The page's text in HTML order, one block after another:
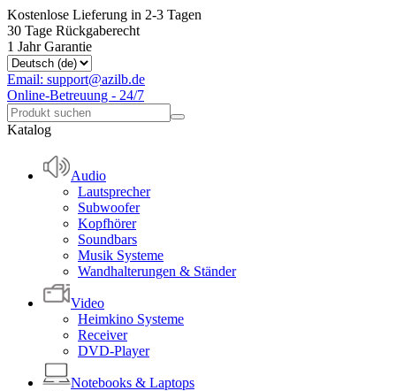
Kostenlose Lieferung in 2-3 Tagen
30 Tage Rückgaberecht
1 Jahr Garantie
Email: support@azilb.de
Online-Betreuung - 24/7
Katalog
Audio
Lautsprecher
Subwoofer
Kopfhörer
Soundbars
Musik Systeme
Wandhalterungen & Ständer
Video
Heimkino Systeme
Receiver
DVD-Player
Notebooks & Laptops